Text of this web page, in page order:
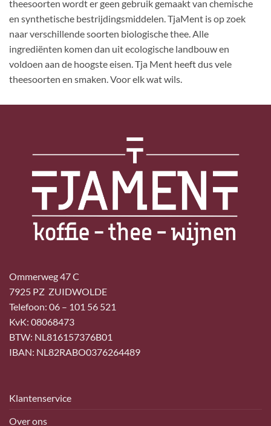
theesoorten wordt er geen gebruik gemaakt van chemische
en synthetische bestrijdingsmiddelen. TjaMent is op zoek
naar verschillende soorten biologische thee. Alle
ingrediënten komen dan uit ecologische landbouw en
voldoen aan de hoogste eisen. Tja Ment heeft dus vele
theesoorten en smaken. Voor elk wat wils.
Ommerweg 47 C
7925 PZ ZUIDWOLDE
Telefoon: 06 – 101 56 521
KvK: 08068473
BTW: NL816157376B01
IBAN: NL82RABO0376264489
Klantenservice
Over ons